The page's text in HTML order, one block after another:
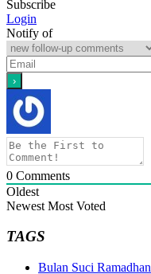
Subscribe
Login
Notify of
0 Comments
Oldest
Newest Most Voted
TAGS
Bulan Suci Ramadhan